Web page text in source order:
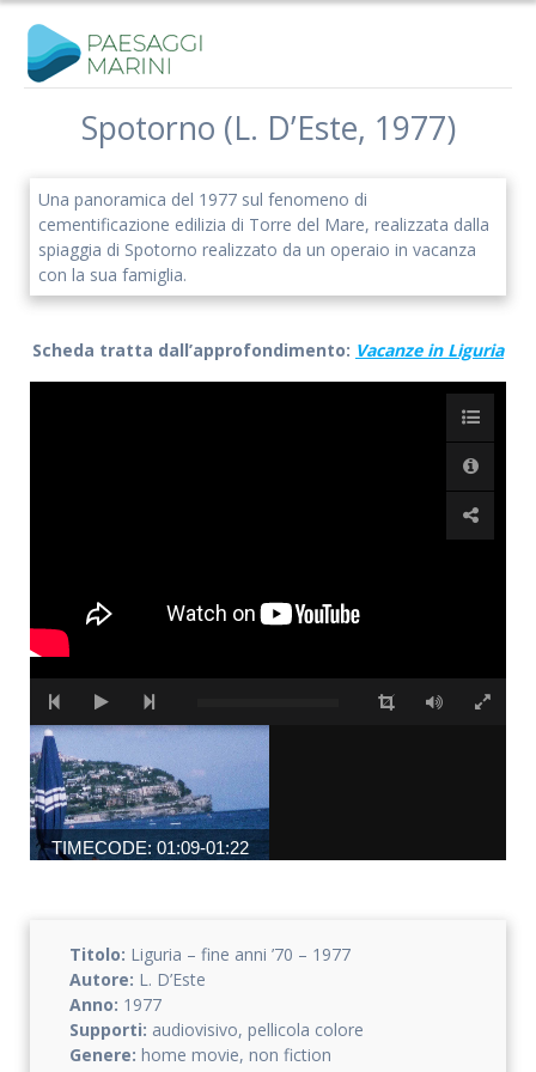
Salta
Spotorno (L. D’Este, 1977)
Una panoramica del 1977 sul fenomeno di
cementificazione edilizia di Torre del Mare, realizzata dalla
spiaggia di Spotorno realizzato da un operaio in vacanza
con la sua famiglia.
Scheda tratta dall’approfondimento: Vacanze in Liguria
TIMECODE: 01:09-01:22
Titolo: Liguria – fine anni ’70 – 1977
Autore: L. D’Este
Anno: 1977
Supporti: audiovisivo, pellicola colore
Genere:home movie, non fiction